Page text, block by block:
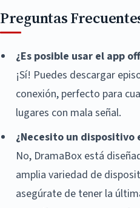
Preguntas
¿Es posible usar el app
¡Sí! Puedes descargar
conexión, perfecto para
lugares con mala señal.
¿Necesito un dispositivo
No, DramaBox está
amplia variedad de
asegúrate de tener la